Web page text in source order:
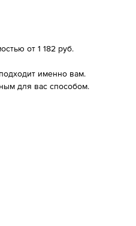
от 1 182 руб.
именно вам.
для вас способом.